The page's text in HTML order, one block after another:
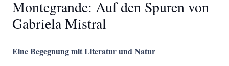
Montegrande: Auf den Spuren von
Gabriela Mistral
Eine Begegnung mit Literatur und Natur